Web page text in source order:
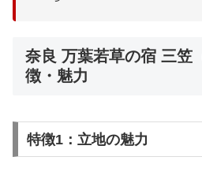
奈良 万葉若草の宿 三笠
徴・魅力
特徴1：立地の魅力